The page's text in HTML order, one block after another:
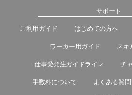
サポート
ご利用ガイド はじめての方へ
ワーカー用ガイド スキ
仕事受発注ガイドライン チ
手数料について よくある質問